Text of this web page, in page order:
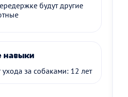
будут другие
навыки
за собаками: 12 лет